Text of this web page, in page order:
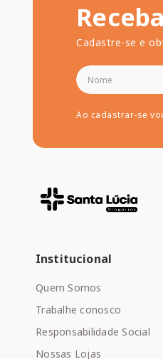
Cadastre-se e
Ao cadastrar-se
Institucional
Quem Somos
Trabalhe conosco
Responsabilidade Social
Nossas Lojas